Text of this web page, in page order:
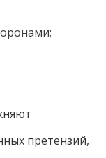
претензий,